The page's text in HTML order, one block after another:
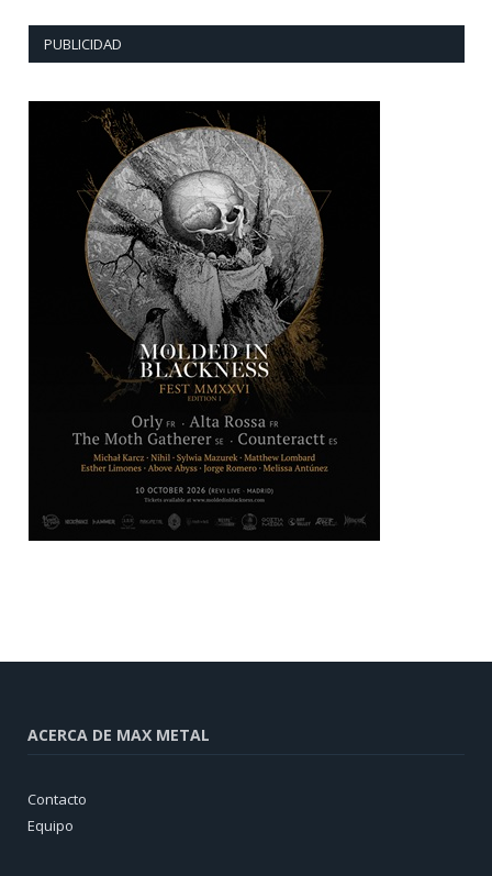
PUBLICIDAD
ACERCA DE MAX METAL
Contacto
Equipo